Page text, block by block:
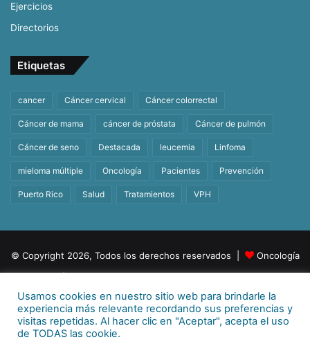
Ejercicios
Directorios
Etiquetas
cancer Cáncer cervical Cáncer colorrectal
Cáncer de mama cáncer de próstata Cáncer de pulmón
Cáncer de seno Destacada leucemia Linfoma
mieloma múltiple Oncología Pacientes Prevención
Puerto Rico Salud Tratamientos VPH
© Copyright 2026, Todos los derechos reservados |
Oncología
Para más información
E-mail:info@behealthpr.com
FacebookTwitter
Usamos cookies en nuestro sitio web para brindarle la
experiencia más relevante recordando sus preferencias y
visitas repetidas. Al hacer clic en "Aceptar", acepta el uso
de TODAS las cookie.